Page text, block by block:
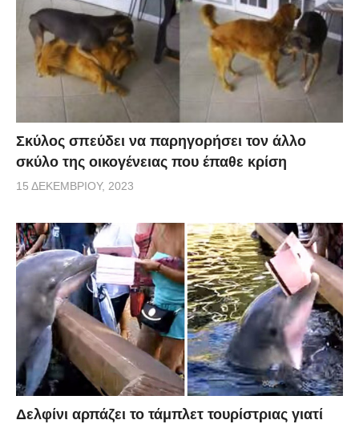
Σκύλος σπεύδει να παρηγορήσει τον άλλο
σκύλο της οικογένειας που έπαθε κρίση
15 ΔΕΚΕΜΒΡΊΟΥ, 2023
Δελφίνι αρπάζει το τάμπλετ τουρίστριας γιατί